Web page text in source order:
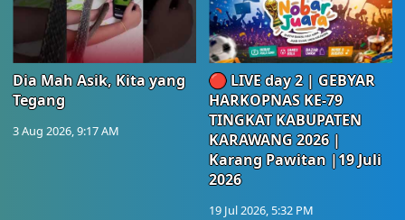
Dia Mah Asik, Kita yang
Tegang
3 Aug 2026, 9:17 AM
🔴 LIVE day 2 | GEBYAR
HARKOPNAS KE-79
TINGKAT KABUPATEN
KARAWANG 2026 |
Karang Pawitan |19 Juli
2026
19 Jul 2026, 5:32 PM